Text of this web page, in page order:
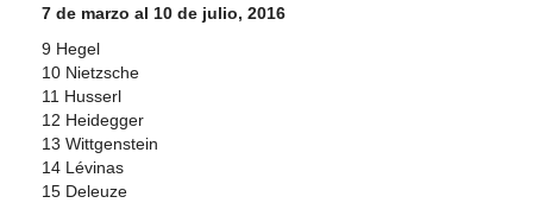
7 de marzo al 10 de julio, 2016
9 Hegel
10 Nietzsche
11 Husserl
12 Heidegger
13 Wittgenstein
14 Lévinas
15 Deleuze